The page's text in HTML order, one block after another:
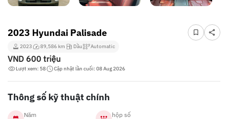
2023 Hyundai Palisade
2023 89,586 km Dầu Automatic
VND 600 triệu
Lượt xem: 58 Cập nhật lần cuối: 08 Aug 2026
Thông số kỹ thuật chính
Năm hộp số